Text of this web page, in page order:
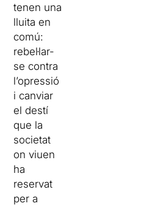
tenen una
lluita en
comú:
rebel·lar-
se contra
l’opressió
i canviar
el destí
que la
societat
on viuen
ha
reservat
per a